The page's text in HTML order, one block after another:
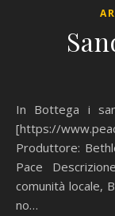
In Bottega i sandali del progetto “Impronte di Pace”
[https://
Produttore:
Pace
comunità locale,
no…